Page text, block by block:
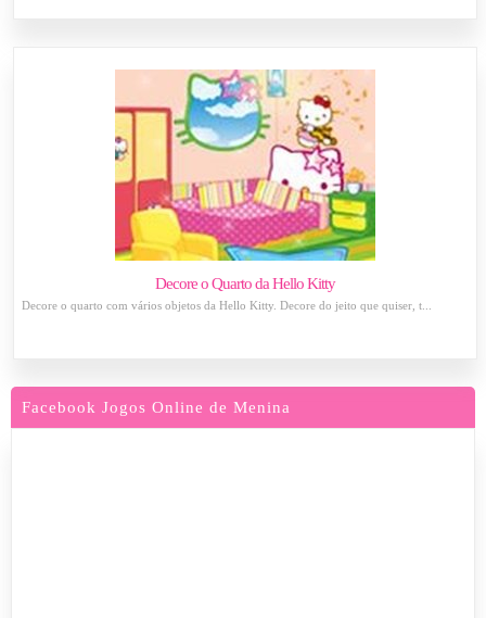
Decore o Quarto da Hello Kitty
Decore o quarto com vários objetos da Hello Kitty. Decore do jeito que quiser, t...
Facebook Jogos Online de Menina